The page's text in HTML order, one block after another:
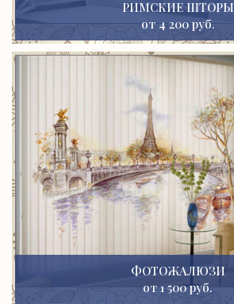
РИМСКИЕ ШТОРЫ
от 4 200 руб.
ФОТОЖАЛЮЗИ
от 1 500 руб.